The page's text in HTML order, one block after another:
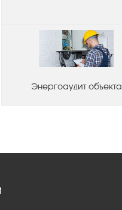
Энергоаудит объекта